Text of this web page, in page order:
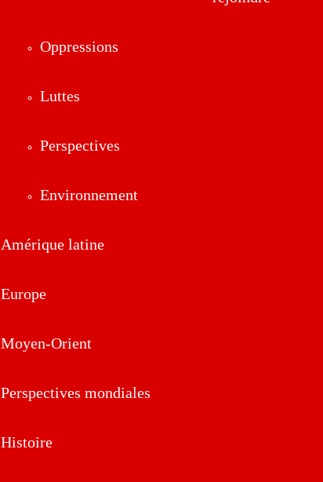
Oppressions
Luttes
Perspectives
Environnement
Amérique latine
Europe
Moyen-Orient
Perspectives mondiales
Histoire